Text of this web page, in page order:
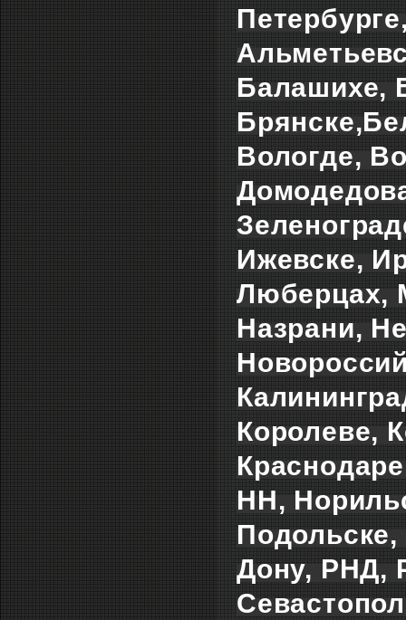
Балашихе,
Вологде,
Ижевске,
Люберцах,
Назрани,
Королеве,
НН,
Дону, РНД,